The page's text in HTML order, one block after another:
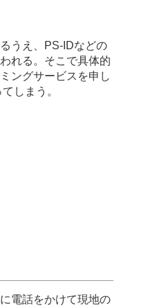
うえ、PS-IDなどの
れる。そこで具体的
ングサービスを申し
しまう。
電話をかけて現地の